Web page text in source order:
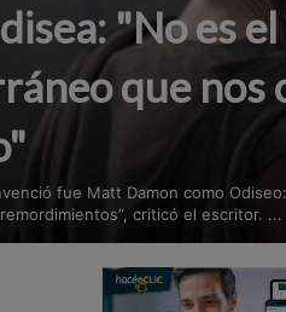
"No es
que nos
fue Matt Damon como
criticó el escritor. ...